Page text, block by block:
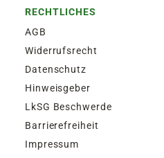
RECHTLICHES
AGB
Widerrufsrecht
Datenschutz
Hinweisgeber
LkSG Beschwerde
Barrierefreiheit
Impressum